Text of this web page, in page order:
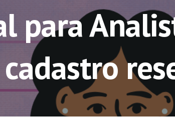
para
cadastro